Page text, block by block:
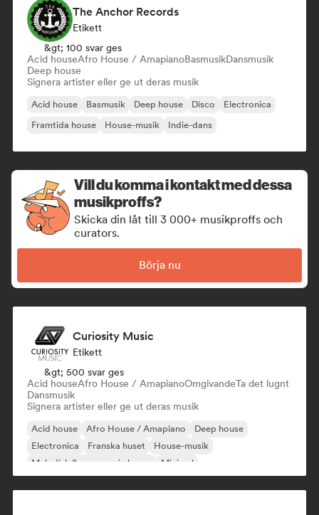
The Anchor Records
Etikett
&gt; 100 svar ges
Acid houseAfro House / AmapianoBasmusikDansmusik
Deep house
Signera artister eller ge ut deras musik
Acid house Basmusik Deep house Disco
Electronica
Framtida house
House-musik Indie-dans
Vill du komma i kontakt med dessa
musikproffs?
Skicka din låt till 3 000+ musikproffs och
curators.
Börja nu
Curiosity Music
Etikett
&gt; 500 svar ges
Acid houseAfro House / AmapianoOmgivandeTa det lugnt
Dansmusik
Signera artister eller ge ut deras musik
Acid house Afro House / Amapiano
Deep house
Electronica
Franska huset
House-musik
Melodisk & progressiv house
Minimal